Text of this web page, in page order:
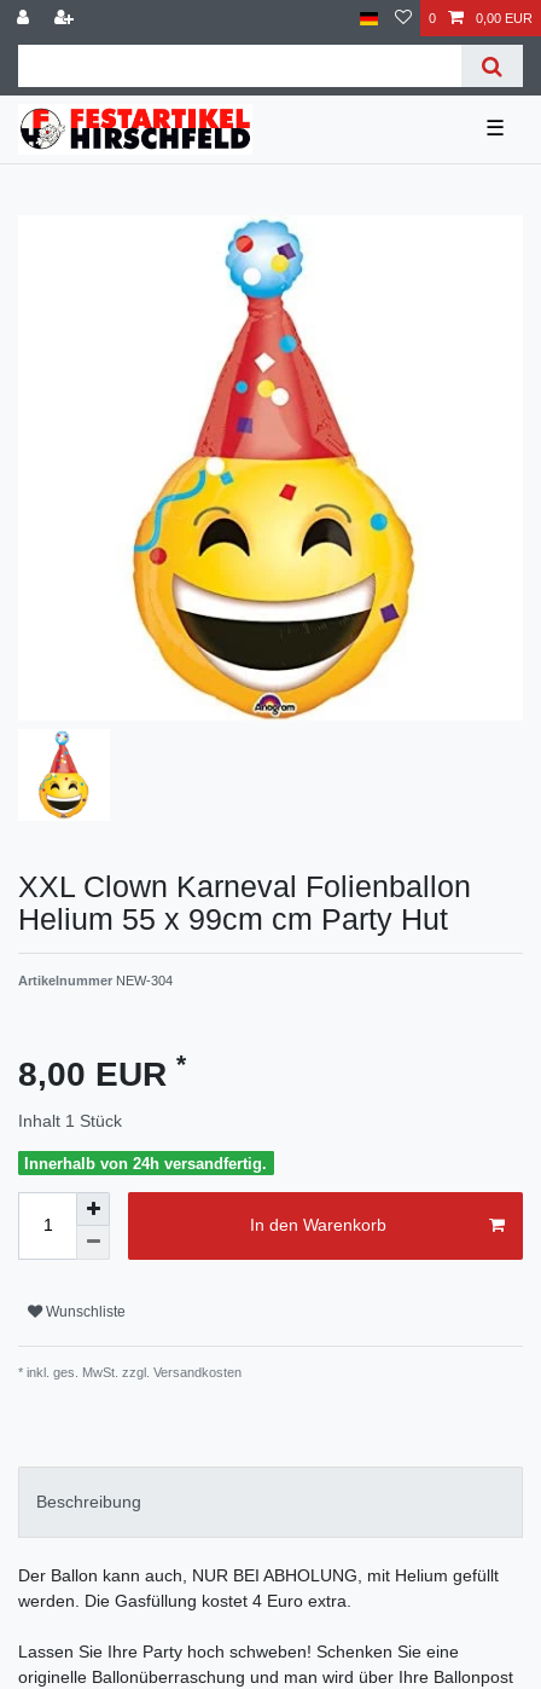
0 0,00 EUR
☰
XXL Clown Karneval Folienballon
Helium 55 x 99cm cm Party Hut
Artikelnummer NEW-304
8,00 EUR *
Inhalt 1 Stück
Innerhalb von 24h versandfertig.
In den Warenkorb
Wunschliste
* inkl. ges. MwSt. zzgl. Versandkosten
Beschreibung
Der Ballon kann auch, NUR BEI ABHOLUNG, mit Helium gefüllt
werden. Die Gasfüllung kostet 4 Euro extra.
Lassen Sie Ihre Party hoch schweben! Schenken Sie eine
originelle Ballonüberraschung und man wird über Ihre Ballonpost